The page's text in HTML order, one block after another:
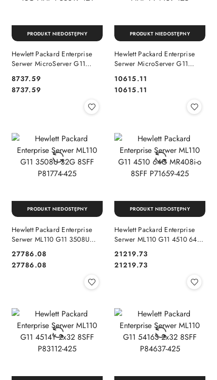
Hewlett Packard Enterprise
Serwer MicroServer G11
Cena:
8737.59
Cena:
8737.59
PRODUKT NIEDOSTĘPNY
Hewlett Packard Enterprise
Serwer MicroServer G11
Cena:
10615.11
Cena:
10615.11
PRODUKT NIEDOSTĘPNY
Hewlett Packard Enterprise
Serwer ML110 G11 3508U
Cena:
27786.08
Cena:
27786.08
PRODUKT NIEDOSTĘPNY
Hewlett Packard Enterprise
Serwer ML110 G11 4510 64G
Cena:
21219.73
Cena:
21219.73
PRODUKT NIEDOSTĘPNY